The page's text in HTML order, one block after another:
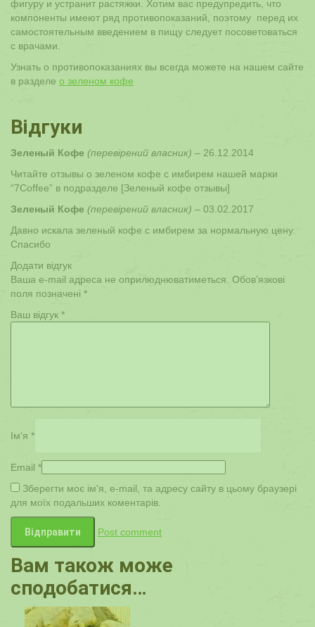
фигуру и устранит растяжки. Хотим вас предупредить, что
компоненты имеют ряд противопоказаний, поэтому перед их
самостоятельным введением в пищу следует посоветоваться
с врачами.
Узнать о противопоказаниях вы всегда можете на нашем сайте
в разделе о зеленом кофе
Відгуки
Зеленый Кофе (перевірений власник) – 26.12.2014
Читайте отзывы о зеленом кофе с имбирем нашей марки
“7Coffee” в подразделе [Зеленый кофе отзывы]
Зеленый Кофе (перевірений власник) – 03.02.2017
Давно искала зеленый кофе с имбирем за нормальную цену.
Спасибо
Додати відгук
Ваша e-mail адреса не оприлюднюватиметься.
Обов’язкові
поля позначені *
Ваш відгук *
Ім'я *
Email *
Зберегти моє ім'я, e-mail, та адресу сайту в цьому браузері
для моїх подальших коментарів.
Post comment
Вам також може
сподобатися…